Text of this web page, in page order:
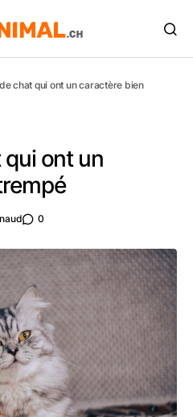
chat qui ont un caractère bien
ont un
0